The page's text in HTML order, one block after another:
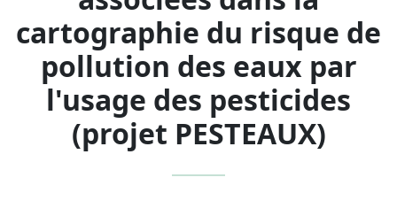
cartographie du risque de
pollution des eaux par
l'usage des pesticides
(projet PESTEAUX)